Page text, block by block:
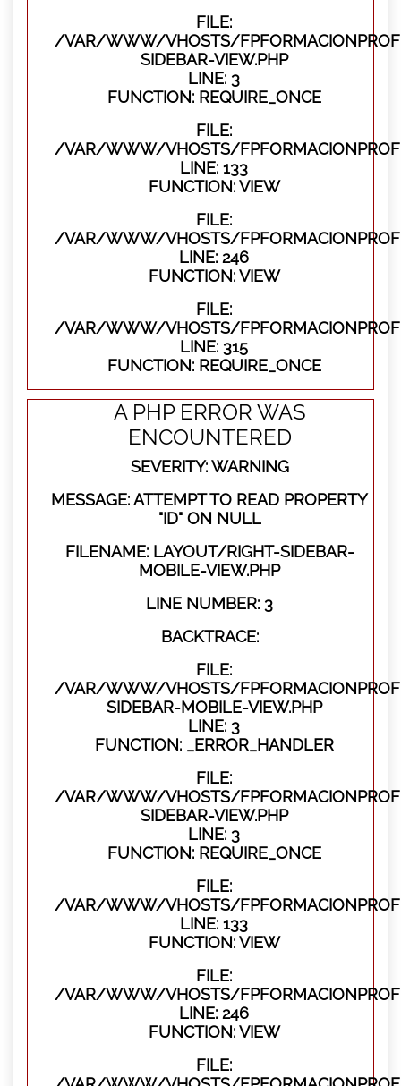
FILE:
/VAR/WWW/VHOSTS/
SIDEBAR-VIEW.PHP
LINE: 3
FUNCTION: REQUIRE_ONCE
FILE:
/VAR/WWW/VHOSTS/
LINE: 133
FUNCTION: VIEW
FILE:
/VAR/WWW/VHOSTS/
LINE: 246
FUNCTION: VIEW
FILE:
/VAR/WWW/VHOSTS/
LINE: 315
FUNCTION: REQUIRE_ONCE
A PHP ERROR WAS
ENCOUNTERED
SEVERITY: WARNING
MESSAGE: ATTEMPT TO READ PROPERTY
"ID" ON NULL
FILENAME: LAYOUT/RIGHT-SIDEBAR-
MOBILE-VIEW.PHP
LINE NUMBER: 3
BACKTRACE:
FILE:
/VAR/WWW/VHOSTS/
SIDEBAR-MOBILE-VIEW.PHP
LINE: 3
FUNCTION: _ERROR_HANDLER
FILE:
/VAR/WWW/VHOSTS/
SIDEBAR-VIEW.PHP
LINE: 3
FUNCTION: REQUIRE_ONCE
FILE:
/VAR/WWW/VHOSTS/
LINE: 133
FUNCTION: VIEW
FILE:
/VAR/WWW/VHOSTS/
LINE: 246
FUNCTION: VIEW
FILE: